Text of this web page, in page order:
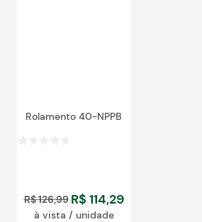
Rolamento 40-NPPB
R$126,99 R$ 114,29
à vista / unidade